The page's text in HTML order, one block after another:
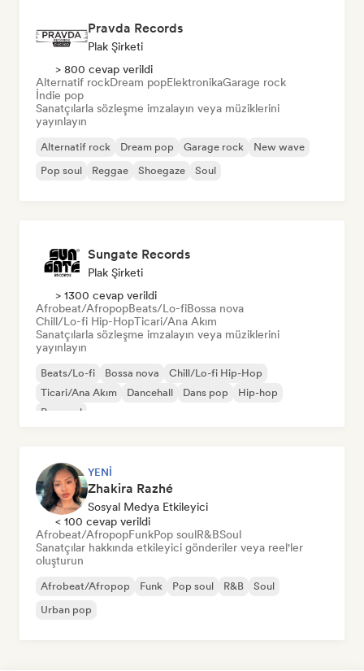
Pravda Records
Plak Şirketi
> 800 cevap verildi
Alternatif rockDream popElektronikaGarage rock
İndie pop
Sanatçılarla sözleşme imzalayın veya müziklerini
yayınlayın
Alternatif rock Dream pop Garage rock
New wave
Pop soul
Reggae Shoegaze Soul
Sungate Records
Plak Şirketi
> 1300 cevap verildi
Afrobeat/AfropopBeats/Lo-fiBossa nova
Chill/Lo-fi Hip-HopTicari/Ana Akım
Sanatçılarla sözleşme imzalayın veya müziklerini
yayınlayın
Beats/Lo-fi Bossa nova
Chill/Lo-fi Hip-Hop
Ticari/Ana Akım
Dancehall Dans pop
Hip-hop
Pop soul
YENI
Zhakira Razhé
Sosyal Medya Etkileyici
< 100 cevap verildi
Afrobeat/AfropopFunkPop soulR&BSoul
Sanatçılar hakkında etkileyici gönderiler veya reel'ler
oluşturun
Afrobeat/Afropop Funk Pop soul R&B
Soul
Urban pop